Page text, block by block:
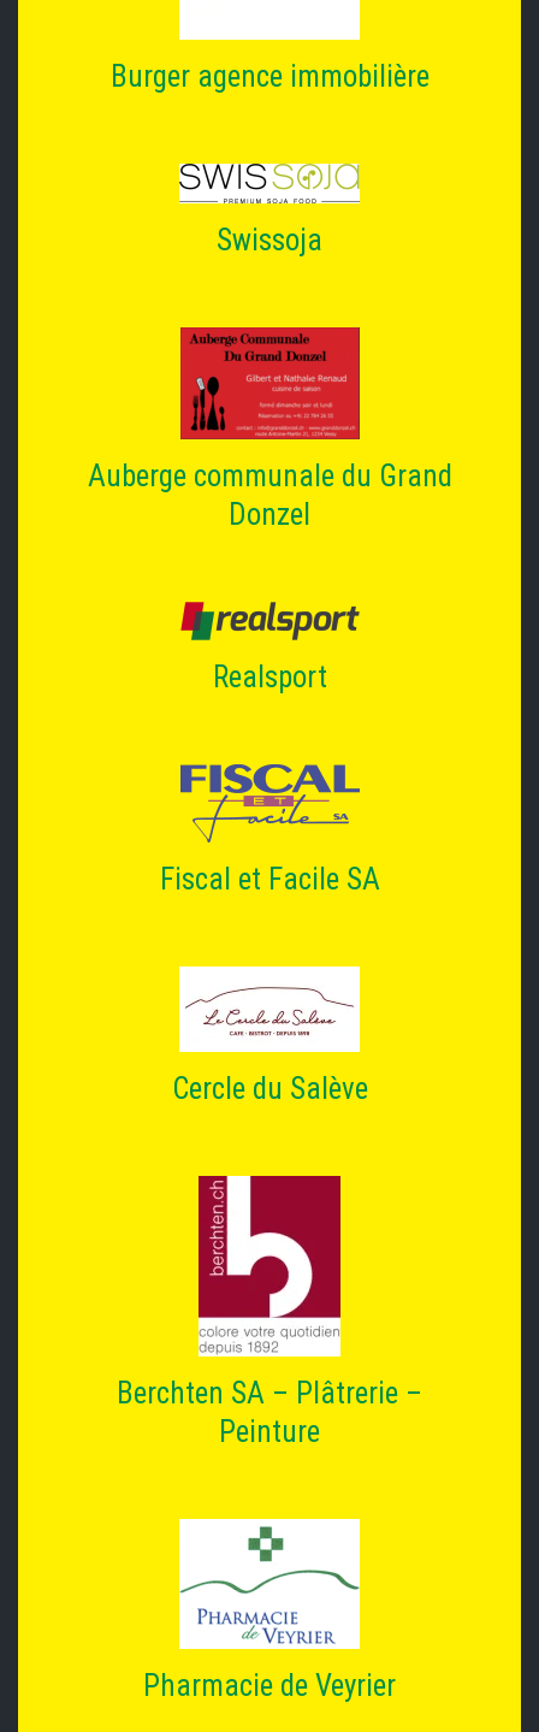
Burger agence immobilière
Swissoja
Auberge communale du Grand
Donzel
Realsport
Fiscal et Facile SA
Cercle du Salève
Berchten SA – Plâtrerie –
Peinture
Pharmacie de Veyrier